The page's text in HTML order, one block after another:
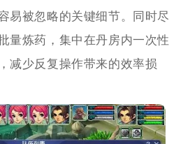
易被忽略的关键细节。同时尽
量炼药，集中在丹房内一次性
减少反复操作带来的效率损